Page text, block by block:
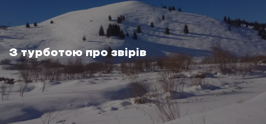
З турботою про звірів